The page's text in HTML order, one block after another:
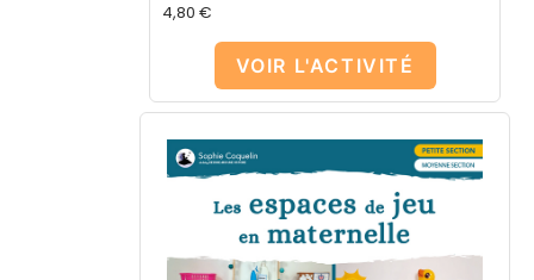
4,80 €
VOIR L'ACTIVITÉ